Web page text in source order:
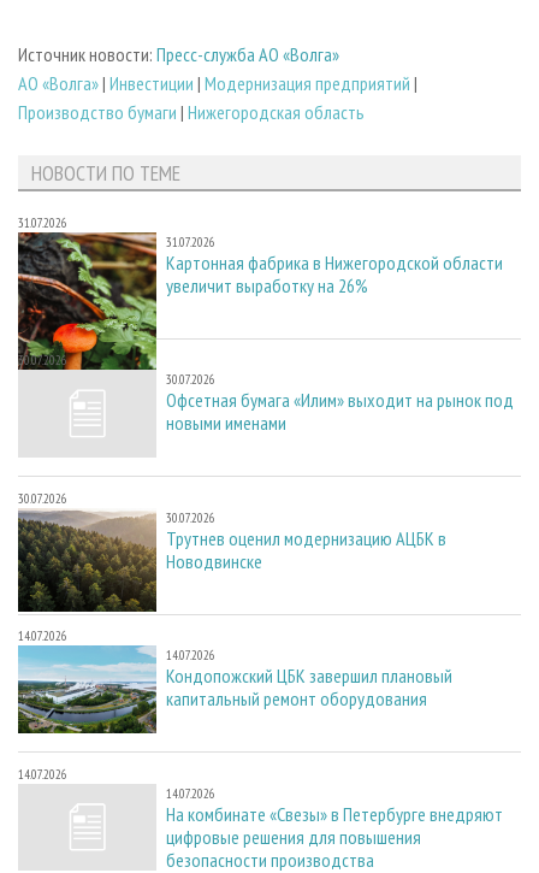
Источник новости: Пресс-служба АО «Волга»
АО «Волга»| Инвестиции | Модернизация предприятий |
Производство бумаги | Нижегородская область
НОВОСТИ ПО ТЕМЕ
31.07.2026
31.07.2026
Картонная фабрика в Нижегородской области
увеличит выработку на 26%
30.07.2026
30.07.2026
Офсетная бумага «Илим» выходит на рынок под
новыми именами
30.07.2026
30.07.2026
Трутнев оценил модернизацию АЦБК в
Новодвинске
14.07.2026
14.07.2026
Кондопожский ЦБК завершил плановый
капитальный ремонт оборудования
14.07.2026
14.07.2026
На комбинате «Свезы» в Петербурге внедряют
цифровые решения для повышения
безопасности производства